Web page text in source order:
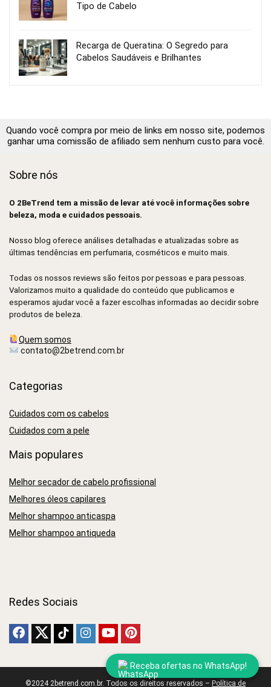
Receba ofertas no WhatsApp!
Tipo de Cabelo
Recarga de Queratina: O Segredo para
Cabelos Saudáveis e Brilhantes
Quando você compra por meio de links em nosso site, podemos
ganhar uma comissão de afiliado sem nenhum custo para você.
Sobre nós
O 2BeTrend tem a missão de levar até você informações sobre
beleza, moda e cuidados pessoais.
Nosso blog oferece análises detalhadas e atualizadas sobre as
últimas tendências em perfumaria, cosméticos e muito mais.
Todas os nossos reviews são feitos por pessoas e para pessoas.
Valorizamos muito a qualidade do conteúdo que publicamos e
esperamos ajudar você a fazer escolhas informadas ao decidir sobre
produtos de beleza.
Quem somos
contato@2betrend.com.br
Categorias
Cuidados com os cabelos
Cuidados com a pele
Mais populares
Melhor secador de cabelo profissional
Melhores óleos capilares
Melhor shampoo anticaspa
Melhor shampoo antiqueda
Redes Sociais
©2024 2betrend.com.br. Todos os direitos reservados – Política de